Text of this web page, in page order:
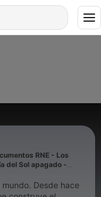
RNE - Los
del Sol apagado -
Desde hace